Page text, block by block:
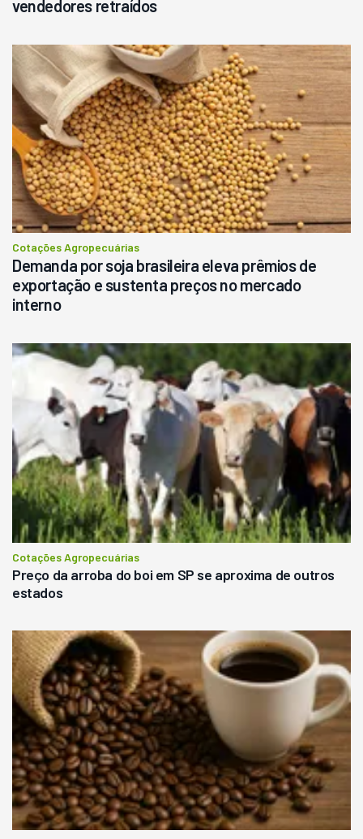
vendedores retraídos
Cotações Agropecuárias
Demanda por soja brasileira eleva prêmios de
exportação e sustenta preços no mercado
interno
Cotações Agropecuárias
Preço da arroba do boi em SP se aproxima de outros
estados